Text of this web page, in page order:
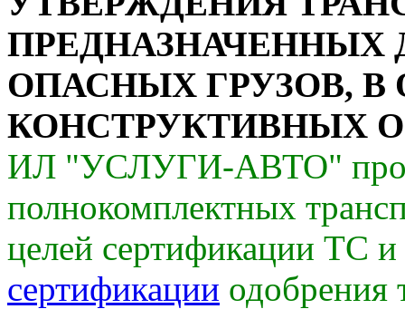
ПРЕДНАЗНАЧЕННЫХ
ОПАСНЫХ ГРУЗОВ,
КОНСТРУКТИВНЫХ
ИЛ "УСЛУГИ-АВТО"
полнокомплектных
целей сертификации ТС
сертификации одобрения